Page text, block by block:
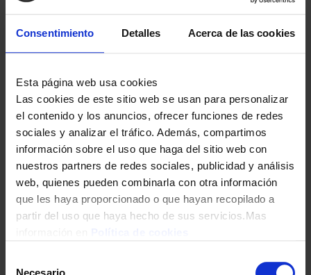
Consentimiento Detalles Acerca de las cookies
Esta página web usa cookies
Las cookies de este sitio web se usan para personalizar
el contenido y los anuncios, ofrecer funciones de redes
sociales y analizar el tráfico. Además, compartimos
información sobre el uso que haga del sitio web con
nuestros partners de redes sociales, publicidad y análisis
web, quienes pueden combinarla con otra información
que les haya proporcionado o que hayan recopilado a
partir del uso que haya hecho de sus servicios.Mas
Necesario
HORNO AEG OU5PB41WSB GT 72L PIROL WIFI NEGRO